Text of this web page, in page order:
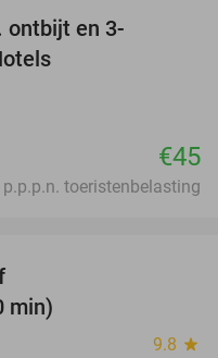
ontbijt en 3-
€45
p.p.p.n. toeristenbelasting
min)
9.8 star